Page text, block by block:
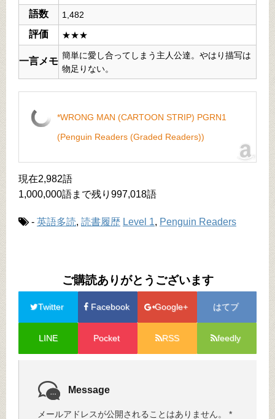
語数 1,482
評価 ★★★
一言メモ
簡単に愛し合ってしまう主人公達。やはり描写は
物足りない。
*WRONG MAN (CARTOON STRIP) PGRN1
(Penguin Readers (Graded Readers))
現在2,982語
1,000,000語まで残り997,018語
- 英語多読, 読書履歴 Level 1, Penguin Readers
ご購読ありがとうございます
Twitter Facebook Google+ はてブ
LINE Pocket RSS feedly
Message
メールアドレスが公開されることはありません。
*